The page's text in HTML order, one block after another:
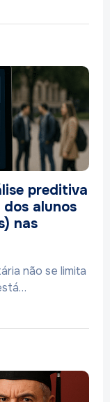
preditiva
alunos
nas
não se limita